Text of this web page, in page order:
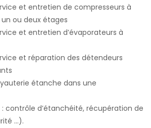
et entretien de compresseurs à
ou deux étages
et entretien d’évaporateurs à
et réparation des détendeurs
étanche dans une
contrôle d’étanchéité, récupération de
…).